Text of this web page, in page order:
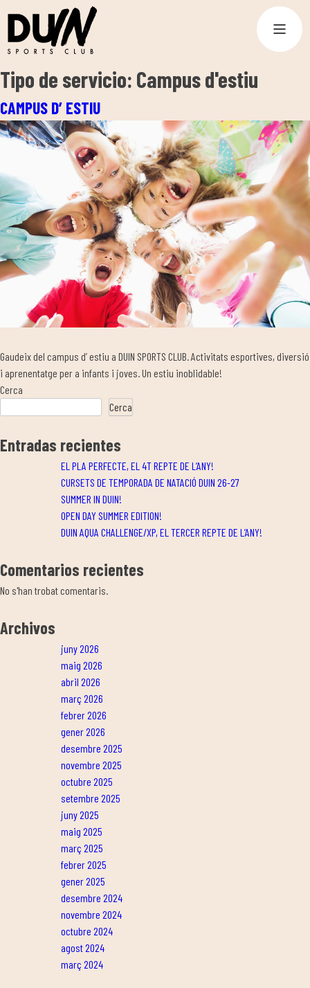
Tipo de servicio: Campus d'estiu
CAMPUS D’ ESTIU
Gaudeix del campus d’ estiu a DUIN SPORTS CLUB. Activitats esportives, diversió
i aprenentatge per a infants i joves. Un estiu inoblidable!
Cerca
Cerca
Entradas recientes
EL PLA PERFECTE, EL 4T REPTE DE L’ANY!
CURSETS DE TEMPORADA DE NATACIÓ DUIN 26-27
SUMMER IN DUIN!
OPEN DAY SUMMER EDITION!
DUIN AQUA CHALLENGE/XP, EL TERCER REPTE DE L’ANY!
Comentarios recientes
No s'han trobat comentaris.
Archivos
juny 2026
maig 2026
abril 2026
març 2026
febrer 2026
gener 2026
desembre 2025
novembre 2025
octubre 2025
setembre 2025
juny 2025
maig 2025
març 2025
febrer 2025
gener 2025
desembre 2024
novembre 2024
octubre 2024
agost 2024
març 2024